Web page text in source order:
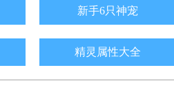
新手6只神宠
精灵属性大全